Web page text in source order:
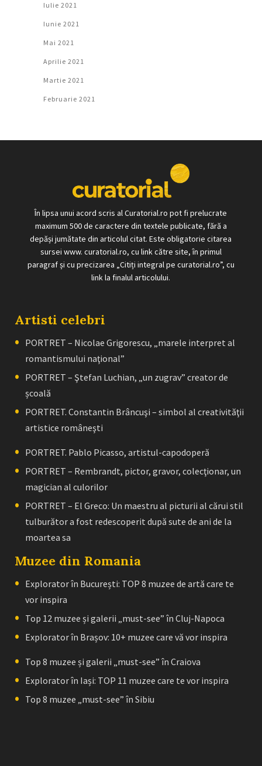
Iulie 2021
Iunie 2021
Mai 2021
Aprilie 2021
Martie 2021
Februarie 2021
În lipsa unui acord scris al Curatorial.ro pot fi prelucrate
maximum 500 de caractere din textele publicate, fără a
depăși jumătate din articolul citat. Este obligatorie citarea
sursei www. curatorial.ro, cu link către site, în primul
paragraf și cu precizarea „Citiți integral pe curatorial.ro”, cu
link la finalul articolului.
Artisti celebri
PORTRET – Nicolae Grigorescu, „marele interpret al
romantismului naţional”
PORTRET – Ştefan Luchian, „un zugrav” creator de
școală
PORTRET. Constantin Brâncuşi – simbol al creativităţii
artistice româneşti
PORTRET. Pablo Picasso, artistul-capodoperă
PORTRET – Rembrandt, pictor, gravor, colecţionar, un
magician al culorilor
PORTRET – El Greco: Un maestru al picturii al cărui stil
tulburător a fost redescoperit după sute de ani de la
moartea sa
Muzee din Romania
Explorator în București: TOP 8 muzee de artă care te
vor inspira
Top 12 muzee și galerii „must-see” în Cluj-Napoca
Explorator în Brașov: 10+ muzee care vă vor inspira
Top 8 muzee și galerii „must-see” în Craiova
Explorator în Iași: TOP 11 muzee care te vor inspira
Top 8 muzee „must-see” în Sibiu